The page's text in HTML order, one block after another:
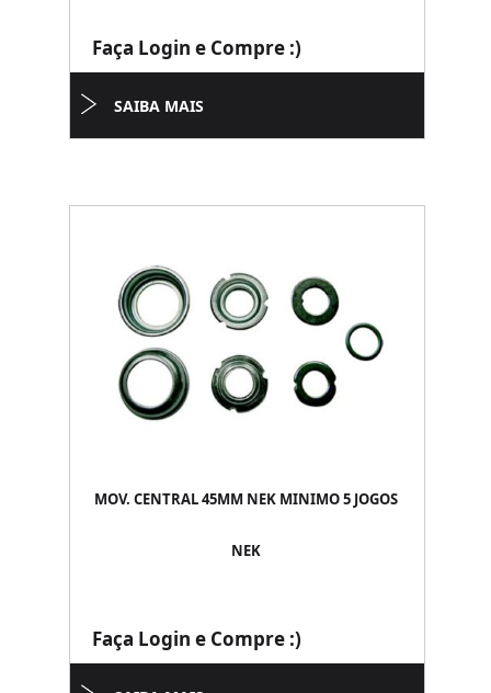
Faça Login e Compre :)
SAIBA MAIS
MOV. CENTRAL 45MM NEK MINIMO 5 JOGOS
NEK
Faça Login e Compre :)